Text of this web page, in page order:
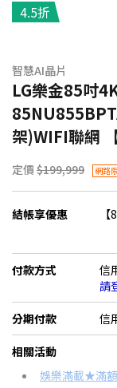
4.5折
智慧AI晶片
LG樂金85吋
架)WIFI聯網
定價 $199,999 網路
結帳享優惠
付款方式
信
請
分期付款 信
＊實際可分期數、
信用卡分期
相關活動
娛樂滿載★滿